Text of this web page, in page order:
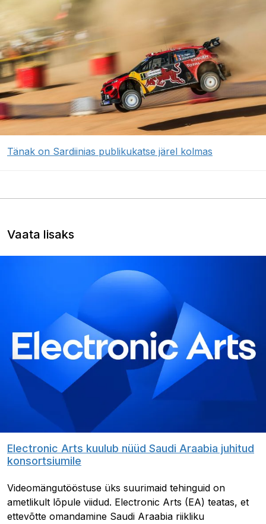
Tänak on Sardiinias publikukatse järel kolmas
Vaata lisaks
Electronic Arts kuulub nüüd Saudi Araabia juhitud
konsortsiumile
Videomängutööstuse üks suurimaid tehinguid on
ametlikult lõpule viidud. Electronic Arts (EA) teatas, et
ettevõtte omandamine Saudi Araabia riikliku